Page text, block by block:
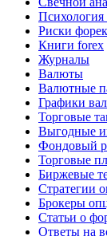
Психология
Риски
Книги forex
Журналы
Валюты
Валютные
Графики
Торговые
Выгодные
Фондовый
Торговые
Биржевые
Стратегии
Брокеры
Статьи о
Ответы на